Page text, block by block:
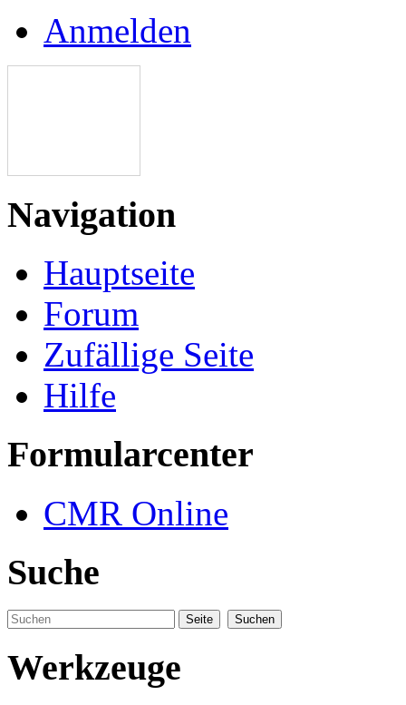
Anmelden
Navigation
Hauptseite
Forum
Zufällige Seite
Hilfe
Formularcenter
CMR Online
Suche
Werkzeuge